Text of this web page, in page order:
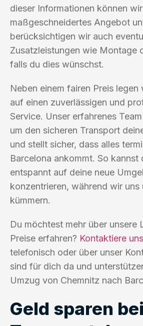
dieser Informationen können
maßgeschneidertes Angebot
berücksichtigen wir auch
Zusatzleistungen wie Montage
falls du dies wünschst.
Neben einem fairen Preis
auf einen zuverlässigen und
Service. Unser erfahrenes
um den sicheren Transport
und stellt sicher, dass alles
Barcelona ankommt. So kannst
entspannt auf deine neue
konzentrieren, während wir uns
kümmern.
Du möchtest mehr über unsere
Preise erfahren? Kontaktiere uns
telefonisch oder über unser
sind für dich da und
Umzug von Chemnitz nach
Geld sparen